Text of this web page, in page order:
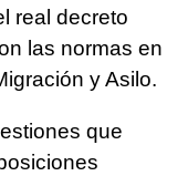
real decreto
las normas en
y Asilo.
que